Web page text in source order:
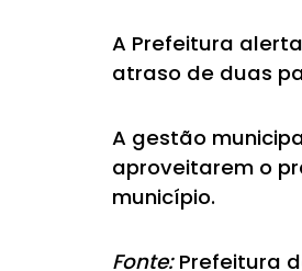
A Prefeitura
atraso de duas
A gestão
aproveitarem o
município.
Fonte:Prefeitura